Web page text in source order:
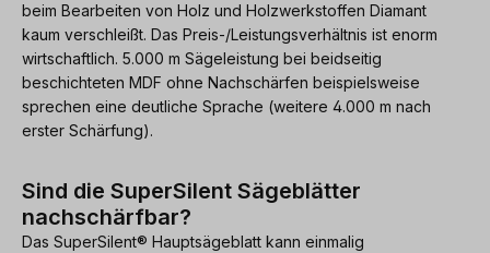
beim Bearbeiten von Holz und Holzwerkstoffen Diamant
kaum verschleißt. Das Preis-/Leistungsverhältnis ist enorm
wirtschaftlich. 5.000 m Sägeleistung bei beidseitig
beschichteten MDF ohne Nachschärfen beispielsweise
sprechen eine deutliche Sprache (weitere 4.000 m nach
erster Schärfung).
Sind die SuperSilent Sägeblätter
nachschärfbar?
Das SuperSilent® Hauptsägeblatt kann einmalig